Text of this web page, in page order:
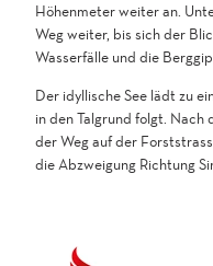
Höhenmeter weiter an.
Weg weiter, bis sich der
Wasserfälle und die
Der idyllische See lädt zu
in den Talgrund folgt. Nach
der Weg auf der
die Abzweigung Richtung